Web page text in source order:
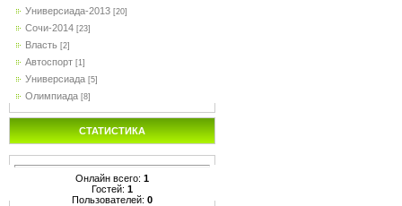
Универсиада-2013 [20]
Сочи-2014 [23]
Власть [2]
Автоспорт [1]
Универсиада [5]
Олимпиада [8]
СТАТИСТИКА
Онлайн всего: 1
Гостей: 1
Пользователей: 0